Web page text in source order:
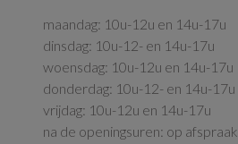
maandag: 10u-12u en 14u-17u
dinsdag: 10u-12- en 14u-17u
woensdag: 10u-12u en 14u-17u
donderdag: 10u-12- en 14u-17u
vrijdag: 10u-12u en 14u-17u
na de openingsuren: op afspraak